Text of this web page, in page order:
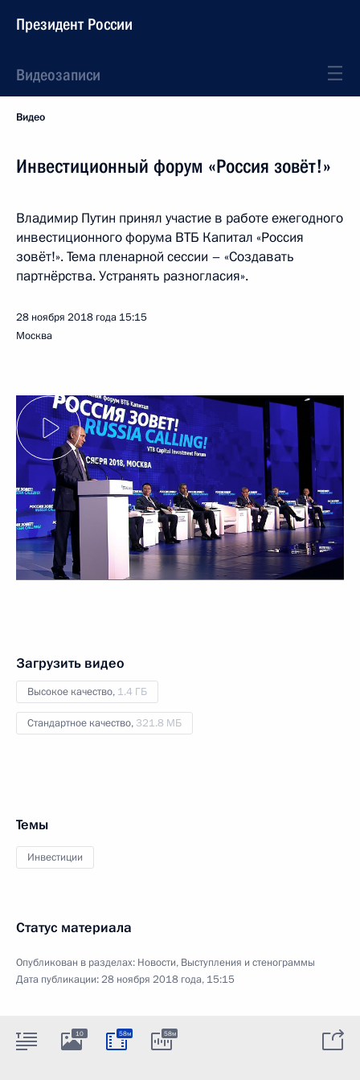
Президент России
Видеозаписи
Видео
Инвестиционный форум «Россия зовёт!»
Владимир Путин принял участие в работе ежегодного
инвестиционного форума ВТБ Капитал «Россия
зовёт!». Тема пленарной сессии – «Создавать
партнёрства. Устранять разногласия».
28 ноября 2018 года 15:15
Москва
Загрузить видео
Высокое качество, 1.4 ГБ
Стандартное качество, 321.8 МБ
Темы
Инвестиции
Статус материала
Опубликован в разделах: Новости, Выступления и стенограммы
Дата публикации:28 ноября 2018 года, 15:15
10 58м 58м